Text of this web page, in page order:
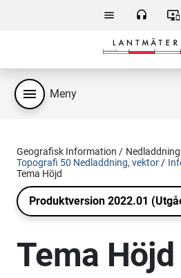
Hoppa till huvudsakligt innehåll
menu headset
oss
important_devices
menu Meny
Geografisk Information
Nedladdning
Topografi 50 Nedladdning, vektor
Tema Höjd
Produktversion 2022.01
Tema Höjd